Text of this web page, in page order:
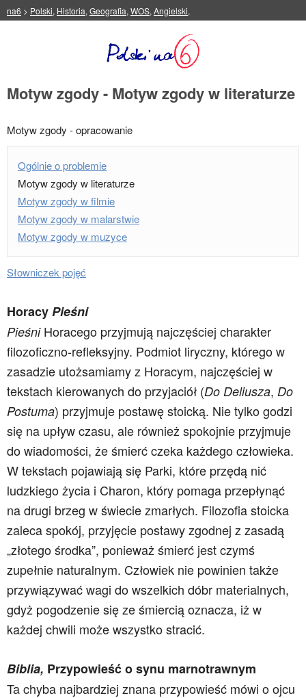
na6 > Polski, Historia, Geografia, WOS, Angielski,
Motyw zgody - Motyw zgody w literaturze
Motyw zgody - opracowanie
Ogólnie o problemie
Motyw zgody w literaturze
Motyw zgody w filmie
Motyw zgody w malarstwie
Motyw zgody w muzyce
Słowniczek pojęć
HoracyPieśni
PieśniHoracego przyjmują najczęściej charakter
filozoficzno-refleksyjny. Podmiot liryczny, którego w
zasadzie utożsamiamy z Horacym, najczęściej w
tekstach kierowanych do przyjaciół (Do Deliusza, Do
Postuma) przyjmuje postawę stoicką. Nie tylko godzi
się na upływ czasu, ale również spokojnie przyjmuje
do wiadomości, że śmierć czeka każdego człowieka.
W tekstach pojawiają się Parki, które przędą nić
ludzkiego życia i Charon, który pomaga przepłynąć
na drugi brzeg w świecie zmarłych. Filozofia stoicka
zaleca spokój, przyjęcie postawy zgodnej z zasadą
„złotego środka”, ponieważ śmierć jest czymś
zupełnie naturalnym. Człowiek nie powinien także
przywiązywać wagi do wszelkich dóbr materialnych,
gdyż pogodzenie się ze śmiercią oznacza, iż w
każdej chwili może wszystko stracić.
Biblia, Przypowieść o synu marnotrawnym
Ta chyba najbardziej znana przypowieść mówi o ojcu